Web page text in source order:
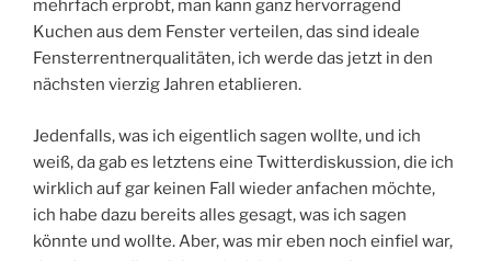
mehrfach erprobt, man kann ganz hervorragend
Kuchen aus dem Fenster verteilen, das sind ideale
Fensterrentnerqualitäten, ich werde das jetzt in den
nächsten vierzig Jahren etablieren.
Jedenfalls, was ich eigentlich sagen wollte, und ich
weiß, da gab es letztens eine Twitterdiskussion, die ich
wirklich auf gar keinen Fall wieder anfachen möchte,
ich habe dazu bereits alles gesagt, was ich sagen
könnte und wollte. Aber, was mir eben noch einfiel war,